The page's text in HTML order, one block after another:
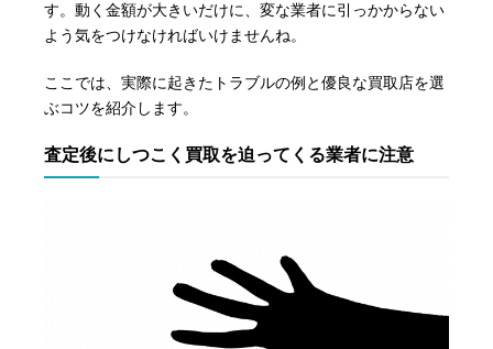
す。動く金額が大きいだけに、変な業者に引っかからない
よう気をつけなければいけませんね。
ここでは、実際に起きたトラブルの例と優良な買取店を選
ぶコツを紹介します。
査定後にしつこく買取を迫ってくる業者に注意